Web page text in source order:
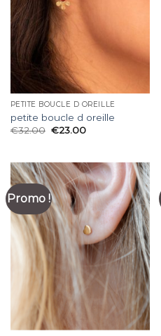
PETITE BOUCLE D OREILLE
petite boucle d oreille
€32.00 €23.00
Promo !